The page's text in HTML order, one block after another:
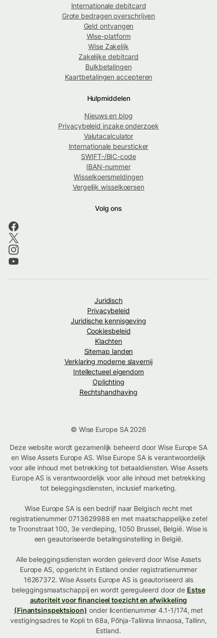
Internationale debitcard
Grote bedragen overschrijven
Geld ontvangen
Wise-platform
Wise Zakelijk
Zakelijke debitcard
Bulkbetalingen
Kaartbetalingen accepteren
Hulpmiddelen
Nieuws en blog
Privacybeleid inzake onderzoek
Valutacalculator
Internationale beursticker
SWIFT-/BIC-code
IBAN-nummer
Wisselkoersmeldingen
Vergelijk wisselkoersen
Volg ons
Juridisch
Privacybeleid
Juridische kennisgeving
Cookiesbeleid
Klachten
Sitemap landen
Verklaring moderne slavernij
Intellectueel eigendom
Oplichting
Rechtshandhaving
© Wise Europe SA 2026
Deze website wordt gezamenlijk beheerd door Wise Europe SA
en Wise Assets Europe AS. Wise Europe SA is verantwoordelijk
voor alle inhoud met betrekking tot betaaldiensten. Wise Assets
Europe AS is verantwoordelijk voor alle inhoud met betrekking
tot beleggingsdiensten, inclusief marketing.
Wise Europe SA is een bedrijf naar Belgisch recht met
registratienummer 0713629988 en met maatschappelijke zetel
te Troonstraat 100, 3e verdieping, 1050 Brussel, België. Wise is
een geautoriseerde betalingsinstelling in België.
Alle beleggingsdiensten worden geleverd door Wise Assets
Europe AS, opgericht in Estland onder registratienummer
16267372. Wise Assets Europe AS is geautoriseerd als
beleggingsmaatschappij en wordt gereguleerd door de Estse
autoriteit voor financieel toezicht en afwikkeling
(Finantsinspektsioon) onder licentienummer 4.1-1/174, met
vestigingsadres te Kopli tn 68a, Põhja-Tallinna linnaosa, Tallinn,
Estland.